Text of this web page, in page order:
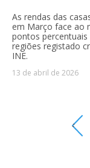
As rendas das
em Março face ao
pontos
regiões registado
INE.
13 de abril de 2026